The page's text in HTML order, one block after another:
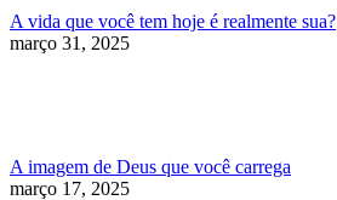
A vida que você tem hoje é realmente sua?
março 31, 2025
A imagem de Deus que você carrega
março 17, 2025